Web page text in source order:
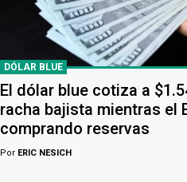
DÓLAR BLUE
El dólar blue cotiza a
racha bajista mientras el
comprando reservas
Por ERIC NESICH